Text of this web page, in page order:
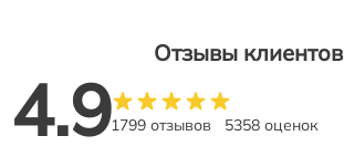
Отзывы клиентов
4.91799 отзывов 5358 оценок